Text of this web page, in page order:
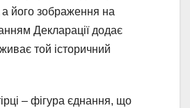
його зображення на
Декларації додає
той історичний
– фігура єднання, що